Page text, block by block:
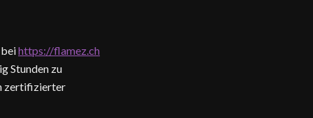
https://flamez.ch
Stunden zu
zertifizierter